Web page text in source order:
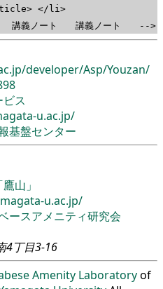
</li>
義ノート 講義ノート -->
developer/Asp/Youzan/
ス
u.ac.jp/
基盤センター
山」
u.ac.jp/
ースアメニティ研究会
4丁目3-16
Amenity Laboratoryof